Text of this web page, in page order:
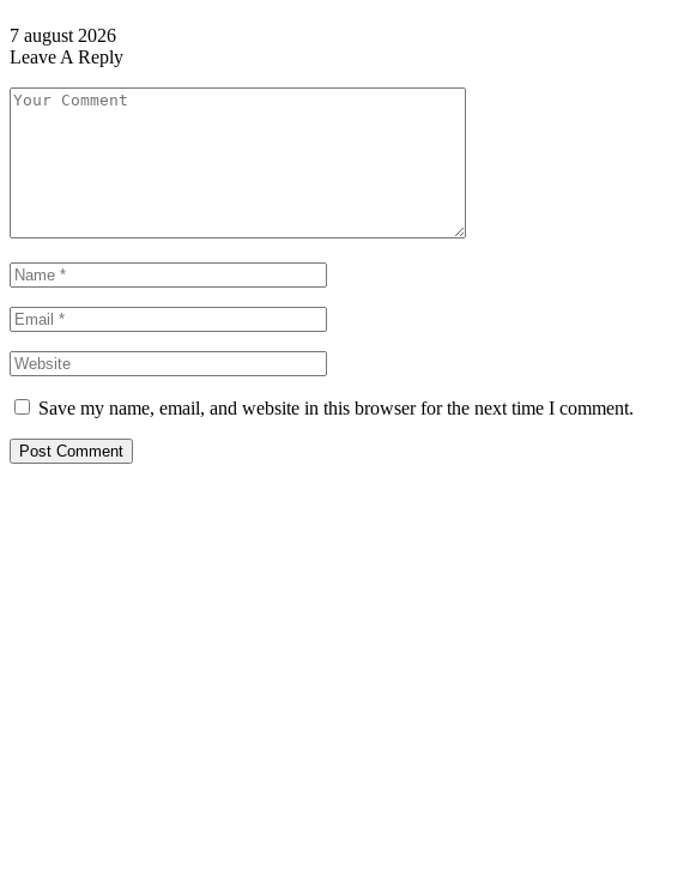
7 august 2026
Leave A Reply
Save my name, email, and website in this browser for the next time I comment.